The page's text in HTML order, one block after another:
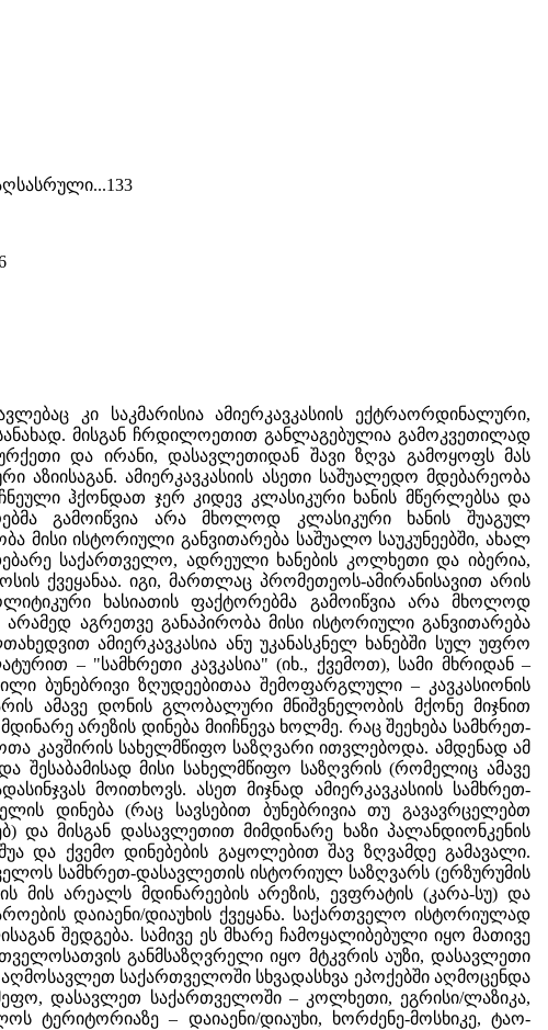
კი საკმარისია ამიერკავკასიის ექტრაორდინალური,
მისგან ჩრდილოეთით განლაგებულია გამოკვეთილად
და ირანი, დასავლეთიდან შავი ზღვა გამოყოფს მას
ამიერკავკასიის ასეთი საშუალედო მდებარეობა
ჰქონდათ ჯერ კიდევ კლასიკური ხანის მწერლებსა და
გამოიწვია არა მხოლოდ კლასიკური ხანის შუაგულ
მისი ისტორიული განვითარება საშუალო საუკუნეებში, ახალ
საქართველო, ადრეული ხანების კოლხეთი და იბერია,
ქვეყანაა. იგი, მართლაც პრომეთეოს-ამირანისავით არის
ხასიათის ფაქტორებმა გამოიწვია არა მხოლოდ
არამედ აგრეთვე განაპირობა მისი ისტორიული განვითარება
ამიერკავკასია ანუ უკანასკნელ ხანებში სულ უფრო
– "სამხრეთი კავკასია" (იხ., ქვემოთ), სამი მხრიდან –
ბუნებრივი ზღუდეებითაა შემოფარგლული – კავკასიონის
ამავე დონის გლობალური მნიშვნელობის მქონე მიჯნით
არეზის დინება მიიჩნევა ხოლმე. რაც შეეხება სამხრეთ­
კავშირის სახელმწიფო საზღვარი ითვლებოდა. ამდენად ამ
შესაბამისად მისი სახელმწიფო საზღვრის (რომელიც ამავე
მოითხოვს. ასეთ მიჯნად ამიერკავკასიის სამხრეთ-
დინება (რაც სავსებით ბუნებრივია თუ გავავრცელებთ
და მისგან დასავლეთით მიმდინარე ხაზი პალანდიონკენის
და ქვემო დინებების გაყოლებით შავ ზღვამდე გამავალი.
სამხრეთ-დასავლეთის ისტორიულ საზღვარს (ერზურუმის
მის არეალს მდინარეების არეზის, ევფრატის (კარა-სუ) და
დაიაენი/დიაუხის ქვეყანა. საქართველო ისტორიულად
შედგება. სამივე ეს მხარე ჩამოყალიბებული იყო მათივე
განმსაზღვრელი იყო მტკვრის აუზი, დასავლეთი
საქართველოში სხვადასხვა ეპოქებში აღმოცენდა
დასავლეთ საქართველოში – კოლხეთი, ეგრისი/ლაზიკა,
ტერიტორიაზე – დაიაენი/დიაუხი, ხორძენე-მოსხიკე, ტაო-